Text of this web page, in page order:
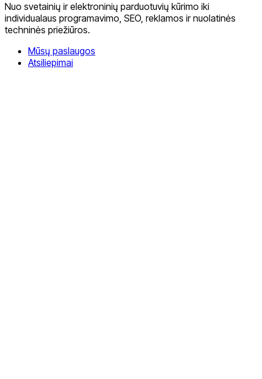
Nuo svetainių ir elektroninių parduotuvių kūrimo iki
individualaus programavimo, SEO, reklamos ir nuolatinės
techninės priežiūros.
Mūsų paslaugos
Atsiliepimai